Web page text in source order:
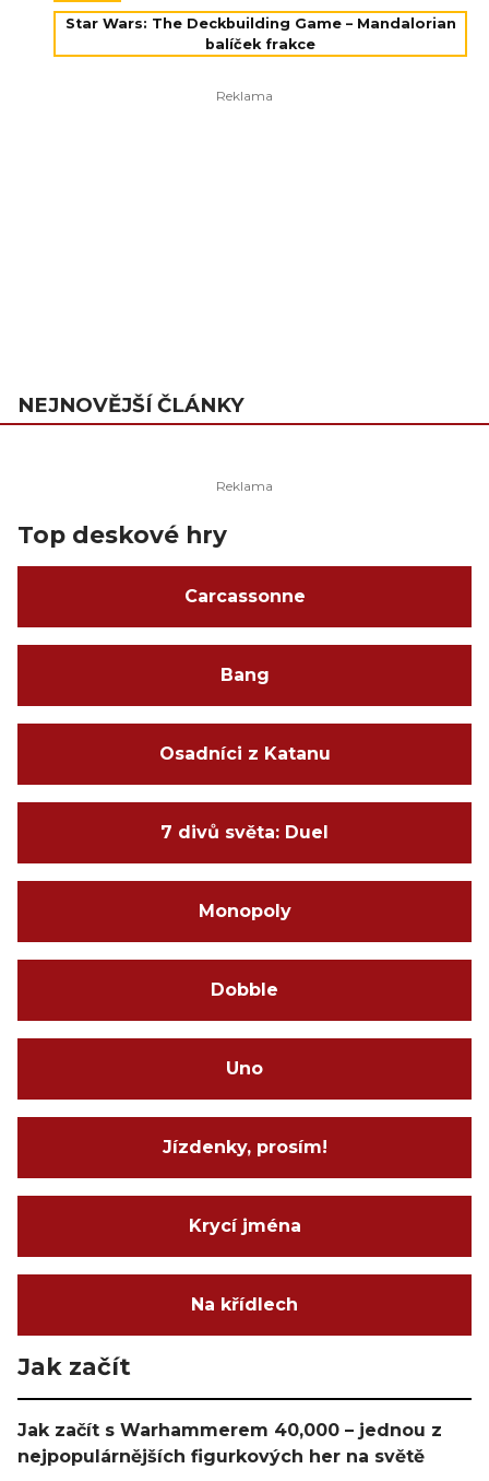
Star Wars: The Deckbuilding Game – Mandalorian
balíček frakce
NEJNOVĚJŠÍ ČLÁNKY
Top deskové hry
Carcassonne
Bang
Osadníci z Katanu
7 divů světa: Duel
Monopoly
Dobble
Uno
Jízdenky, prosím!
Krycí jména
Na křídlech
Jak začít
Jak začít s Warhammerem 40,000 – jednou z
nejpopulárnějších figurkových her na světě